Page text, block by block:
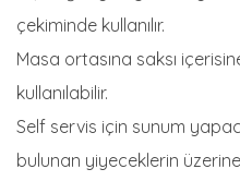
çekiminde kullanılır.
Masa ortasına saksı
kullanılabilir.
Self servis için sunum
bulunan yiyeceklerin